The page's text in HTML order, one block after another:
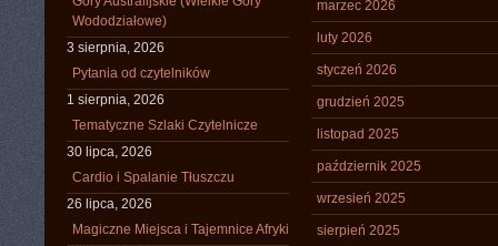
Wododziałowe)
3 sierpnia, 2026
Pytania od czytelników
1 sierpnia, 2026
Tematyczne Szlaki Czytelnicze
30 lipca, 2026
Cardio i Spalanie Tłuszczu
26 lipca, 2026
Magiczne Miejsca i Tajemnice Afryki
marzec 2026
luty 2026
styczeń 2026
grudzień 2025
listopad 2025
październik 2025
wrzesień 2025
sierpień 2025